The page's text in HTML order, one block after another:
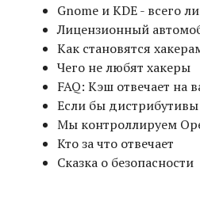
Gnome и KDE - всего
Лицензионный
Как становятся
Чего не любят хакеры
FAQ: Кэш отвечает на
Если бы
Мы контроллируем
Кто за что отвечает
Сказка о безопасности